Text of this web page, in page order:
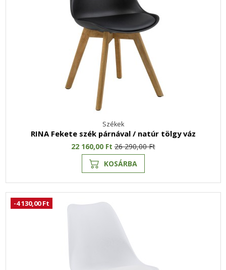
Székek
RINA Fekete szék párnával / natúr tölgy váz
22 160,00 Ft26 290,00 Ft
KOSÁRBA
-4 130,00 Ft